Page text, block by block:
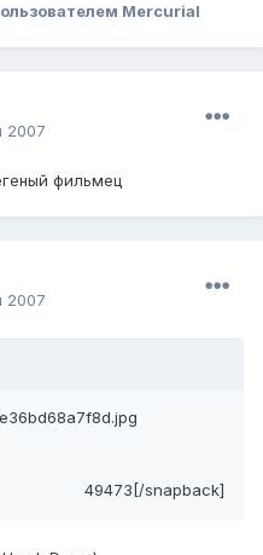
Mercurial
2007
фильмец
2007
49473[/snapback]